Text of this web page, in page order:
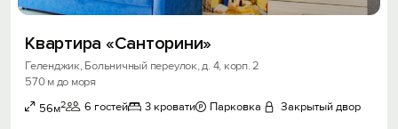
Квартира «Санторини»
Геленджик, Больничный переулок, д. 4, корп. 2
570 м до моря
56м2 6 гостей 3 кровати Парковка Закрытый двор